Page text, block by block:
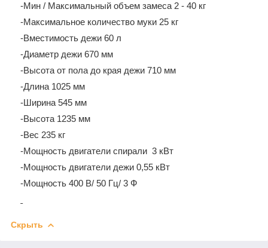
-Мин / Максимальный объем замеса 2 - 40 кг
-Максимальное количество муки 25 кг
-Вместимость дежи 60 л
-Диаметр дежи 670 мм
-Высота от пола до края дежи 710 мм
-Длина 1025 мм
-Ширина 545 мм
-Высота 1235 мм
-Вес 235 кг
-Мощность двигатели спирали 3 кВт
-Мощность двигатели дежи 0,55 кВт
-Мощность 400 В/ 50 Гц/ 3 Ф
Скрыть